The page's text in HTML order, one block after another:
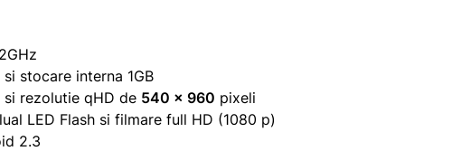
stocare interna 1GB
si rezolutie qHD de 540 x 960 pixeli
LED Flash si filmare full HD (1080 p)
2.3